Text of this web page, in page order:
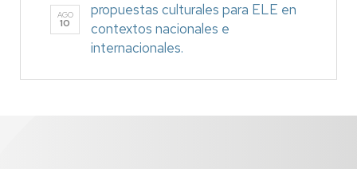
AGO
10
propuestas culturales para ELE en
contextos nacionales e
internacionales.